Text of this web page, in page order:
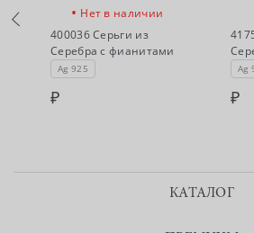
• Нет в наличии
400036 Серьги из
Серебра с фианитами
Ag 925 Ag
КАТАЛОГ